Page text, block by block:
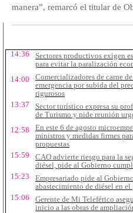
manera”, remarcó el titular de
14:36
Sectores productivos exigen
para evitar la paralización
14:00
Comercializadores de carne
emergencia por subida del
rigurosos
13:37
Sector turístico expresa su
de Turismo y pide reunión
12:58
En este 6 de agosto
ministros y medidas firmes
propuestas
15:59
CAO advierte riesgo para la
diésel, pide al Gobierno
15:23
Empresariado pide al
abastecimiento de diésel en el
15:06
Gerente de Mi Teleférico
inicio a las obras de